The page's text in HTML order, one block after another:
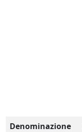
Denominazione